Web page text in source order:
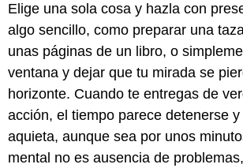
Elige una sola cosa y hazla con
algo sencillo, como preparar una
unas páginas de un libro, o
ventana y dejar que tu mirada se
horizonte. Cuando te entregas de
acción, el tiempo parece detenerse
aquieta, aunque sea por unos
mental no es ausencia de